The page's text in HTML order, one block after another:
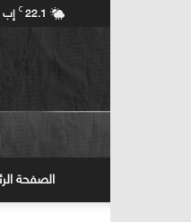
22.1
C إب
الصفحة